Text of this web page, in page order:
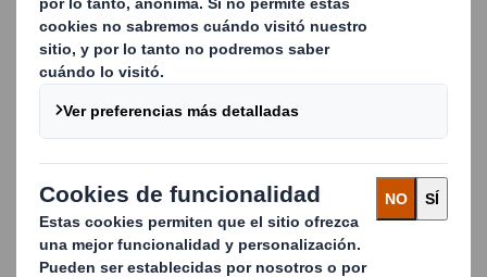
innovadoras y tiempos de respuesta rápidos en el
embalaje automotriz.
Beneficios destacados de nuestro embalaje estándar de
automoción
estándar disponibles para envío inmediato.
Tiempos de entrega cortos:Nuestros diseños
personalizados tardan semanas en lugar de meses
desde el desarrollo hasta la entrega.